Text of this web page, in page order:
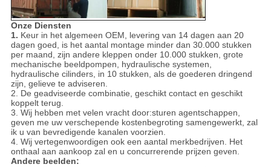
Onze Diensten
1. Keur in het algemeen OEM, levering van 14 dagen aan 20
dagen goed, is het aantal montage minder dan 30.000 stukken
per maand, zijn andere kleppen onder 10.000 stukken, grote
mechanische beeldpompen, hydraulische systemen,
hydraulische cilinders, in 10 stukken, als de goederen dringend
zijn, gelieve te adviseren.
2. De geadviseerde combinatie, geschikt contact en geschikt
koppelt terug.
3. Wij hebben met velen vracht door:sturen agentschappen,
geven me uw verschepende kostenbegroting samengewerkt, zal
ik u van bevredigende kanalen voorzien.
4. Wij vertegenwoordigen ook een aantal merkbedrijven. Het
onthaal aan aankoop zal en u concurrerende prijzen geven.
Andere beelden: